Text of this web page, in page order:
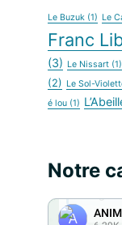
Le Buzuk (1) Le
Franc
(3) Le Nissart (1)
(2) Le Sol-
é lou (1)
Notre